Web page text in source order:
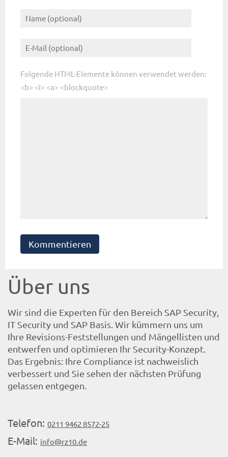
Folgende HTML-Elemente können verwendet werden:
<b> <i> <a> <blockquote>
Kommentieren
Über uns
Wir sind die Experten für den Bereich SAP Security,
IT Security und SAP Basis. Wir kümmern uns um
Ihre Revisions-Feststellungen und Mängellisten und
entwerfen und optimieren Ihr Security-Konzept.
Das Ergebnis: Ihre Compliance ist nachweislich
verbessert und Sie sehen der nächsten Prüfung
gelassen entgegen.
Telefon: 0211 9462 8572-25
E-Mail: info@rz10.de